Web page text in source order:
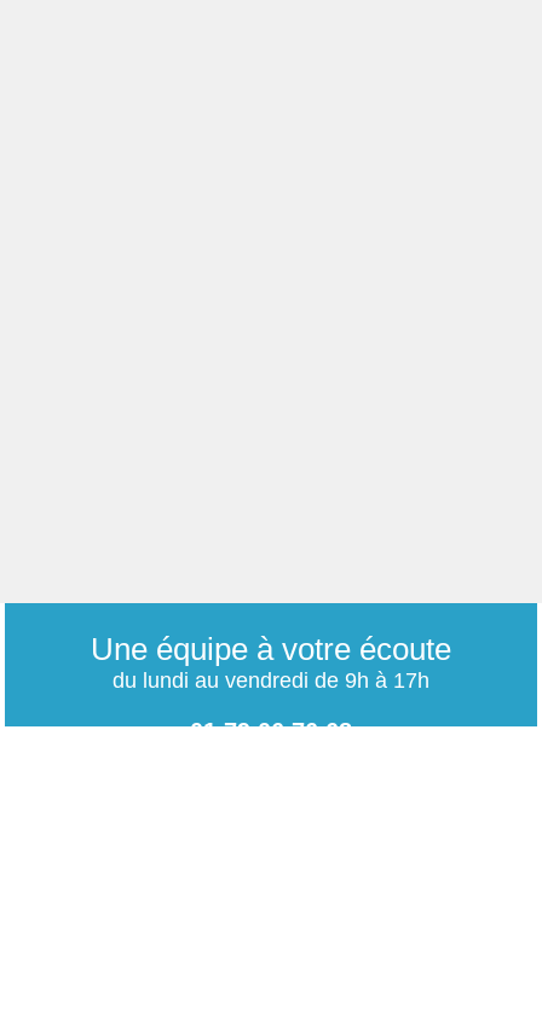
Une équipe à votre écoute
du lundi au vendredi de 9h à 17h
01 79 06 76 68